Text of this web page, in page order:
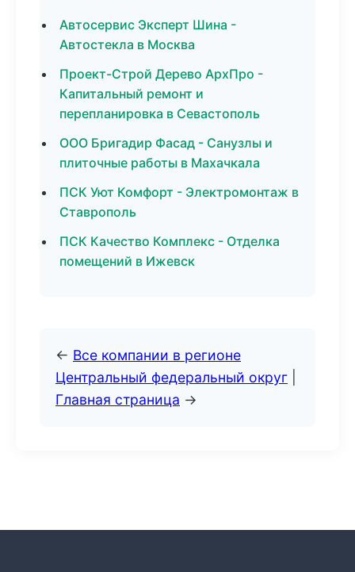
Автосервис Эксперт Шина -
Автостекла в Москва
Проект-Строй Дерево АрхПро -
Капитальный ремонт и
перепланировка в Севастополь
ООО Бригадир Фасад - Санузлы и
плиточные работы в Махачкала
ПСК Уют Комфорт - Электромонтаж в
Ставрополь
ПСК Качество Комплекс - Отделка
помещений в Ижевск
← Все компании в регионе
Центральный федеральный округ
Главная страница →